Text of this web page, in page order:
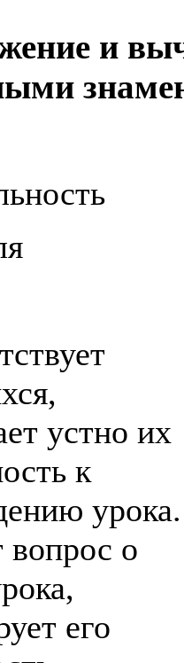
и
устно их
к
урока.
вопрос о
его